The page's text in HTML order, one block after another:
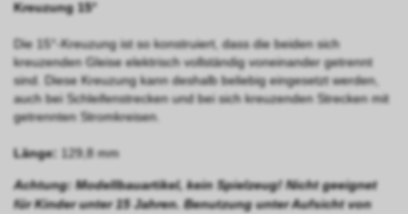
Kreuzung 15°
Die 15°-Kreuzung ist so konstruiert, dass die beiden sich
kreuzenden Gleise elektrisch vollständig voneinander getrennt
sind. Diese Kreuzung kann deshalb beliebig eingesetzt werden,
auch bei Schleifenstrecken und bei sich kreuzenden Strecken mit
getrennten Stromkreisen.
Länge: 129,8 mm
Achtung: Modellbauartikel, kein Spielzeug! Nicht geeignet
für Kinder unter 15 Jahren. Benutzung unter Aufsicht von